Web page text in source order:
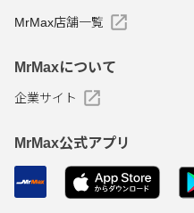
MrMax店舗一覧
MrMaxについて
企業サイト
MrMax公式アプリ